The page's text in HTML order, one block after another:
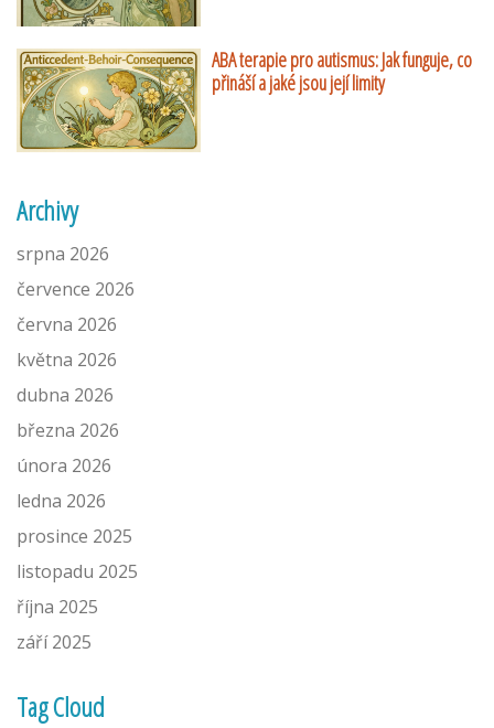
ABA terapie pro autismus: Jak funguje, co
přináší a jaké jsou její limity
Archivy
srpna 2026
července 2026
června 2026
května 2026
dubna 2026
března 2026
února 2026
ledna 2026
prosince 2025
listopadu 2025
října 2025
září 2025
Tag Cloud